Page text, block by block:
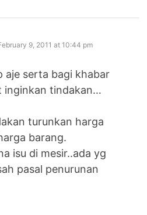
9, 2011 at 10:44 pm
aje serta bagi khabar
inginkan tindakan…
turunkan harga
barang.
isu di mesir..ada yg
pasal penurunan